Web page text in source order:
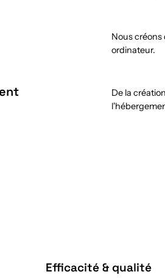
Nous
ordinateur.
De la
Efficacité & qualité